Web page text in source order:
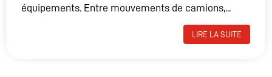
équipements. Entre mouvements de camions,...
LIRE LA SUITE